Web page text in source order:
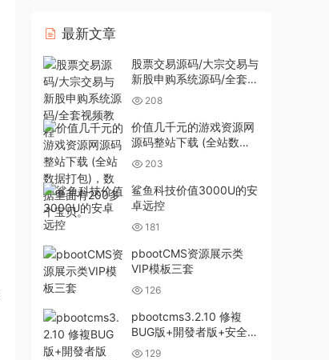
最新文章
股票交易源码/大宗交易与
新股申购系统源码/全套视
频教程
208
价值几千元的游戏资源网
源码整站下载 (全站数据
打包)，数据里面有200多
个宝贝。
203
鲨鱼科技价值3000U的安
卓远控
181
pbootCMS资源展示类
VIP模板三套
126
pbootcms3.2.10 修複
BUG版+開發者版+安全加
強版下載
129